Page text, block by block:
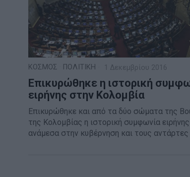
ΚΟΣΜΟΣ ΠΟΛΙΤΙΚΗ 1 Δεκεμβρίου 2016
Επικυρώθηκε η ιστορική
ειρήνης στην Κολομβία
Επικυρώθηκε και από τα δύο σώματα της
της Κολομβίας η ιστορική συμφωνία ειρήνης
ανάμεσα στην κυβέρνηση και τους αντάρτες